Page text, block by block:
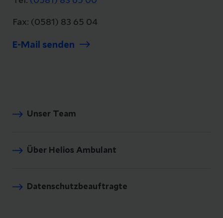
Fax: (0581) 83 65 04
E-Mail senden
Unser Team
Über Helios Ambulant
Datenschutzbeauftragte